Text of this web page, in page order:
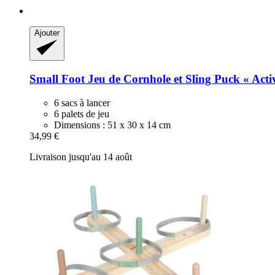
Ajouter
Small Foot Jeu de Cornhole et Sling Puck «
6 sacs à lancer
6 palets de jeu
Dimensions : 51 x 30 x 14 cm
34,99 €
Livraison jusqu'au 14 août